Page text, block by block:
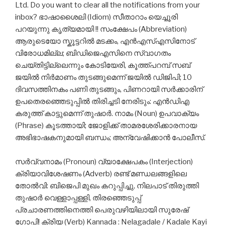
Ltd. Do you want to clear all the notifications from your
inbox? ഭാഷാശൈലി (Idiom) സീതാറാം യെച്ചൂരി
പറയുന്നു കൃത്യമായി !! സംക്ഷേപം (Abbreviation)
ആരുടെയോ സ്കൂട്ടറിൽ മടക്കം, എന്‍എസ്എസിനോട്
വിരോധമില്ല; ബിഡിജെഎസിനെ സ്വാഗതം
ചെയ്തിട്ടില്ലെന്നും കോടിയേരി, കൂത്ത്പറമ്പ് സബ്
ജയില്‍ നിര്‍മാണം തുടങ്ങുമെന്ന് ജയില്‍ ഡിജിപി; 10
ദിവസത്തിനകം പണി തുടങ്ങും, പിണറായി സര്‍ക്കാരിന്
ഉപതെരഞ്ഞെടുപ്പില്‍ തിരിച്ചടി നേരിടും: എൻഡിഎ
കരുത്ത് കാട്ടുമെന്ന് തുഷാർ. നാമം (Noun) ഉപവാക്യം
(Phrase) കൂടത്തായി; ജോളിക്ക് താമരശേരിക്കാരനായ
അഭിഭാഷകനുമായി ബന്ധം; അന്വേഷിക്കാന്‍ പോലീസ്.
സര്‍വ്വനാമം (Pronoun) വ്യാക്ഷേപകം (Interjection)
ക്രിയാവിശേഷണം (Adverb) രണ്ട് മണ്ഡലങ്ങളിലെ
തോല്‍വി: ബിജെപി മുഖം കറുപ്പിച്ചു, നിലപാട് തിരുത്തി
തുഷാര്‍ വെള്ളാപ്പള്ളി, തിരഞ്ഞെടുപ്പ്
പ്രചാരണത്തിനെത്തി പെരുവഴിയിലായി സുരേഷ്
ഗോപി! ക്രിയ (Verb) Kannada : Nelagadale / Kadale Kayi